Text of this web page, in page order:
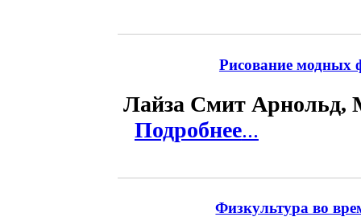
Рисование модных
Лайза Смит Арнольд,
Подробнее...
Физкультура во